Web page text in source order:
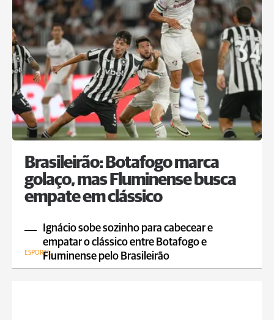
Brasileirão: Botafogo marca
golaço, mas Fluminense busca
empate em clássico
Ignácio sobe sozinho para cabecear e
empatar o clássico entre Botafogo e
Fluminense pelo Brasileirão
ESPORTE